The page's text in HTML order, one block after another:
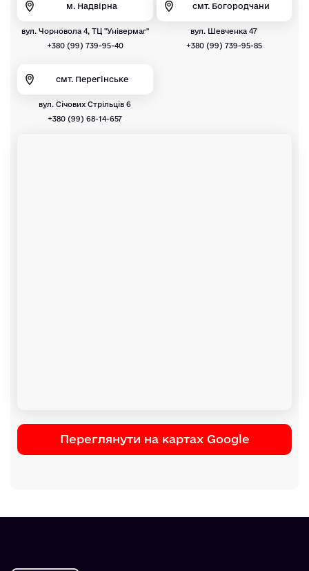
м. Надвірна
вул. Чорновола 4, ТЦ "Універмаг"
+380 (99) 739-95-40
смт. Богородчани
вул. Шевченка 47
+380 (99) 739-95-85
смт. Перегінське
вул. Січових Стрільців 6
+380 (99) 68-14-657
Переглянути на картах Google